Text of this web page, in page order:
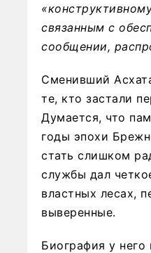
связанным с
сообщении,
Сменивший
те, кто застали
Думается, что
годы эпохи
стать слишком
службы дал
властных лесах,
выверенные.
Биография у него